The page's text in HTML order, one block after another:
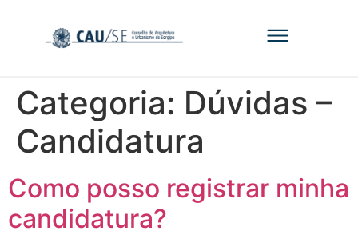
Categoria: Dúvidas –
Candidatura
Como posso registrar minha
candidatura?